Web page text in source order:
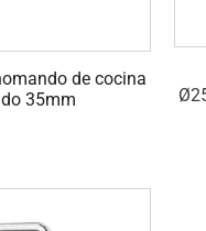
de cocina
35mm
S-010C